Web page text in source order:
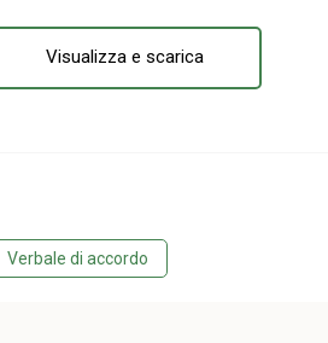
Visualizza e scarica
Verbale di accordo